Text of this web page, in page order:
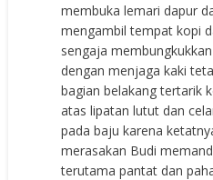
membuka lemari dapur
mengambil tempat kopi
sengaja
dengan menjaga kaki
bagian belakang tertarik
atas lipatan lutut dan
pada baju karena
merasakan Budi
terutama pantat dan